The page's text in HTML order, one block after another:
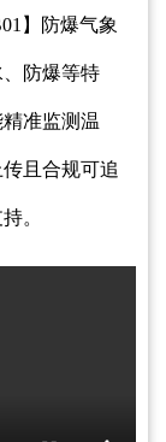
】防爆气象
防爆等特
准监测温
且合规可追
。